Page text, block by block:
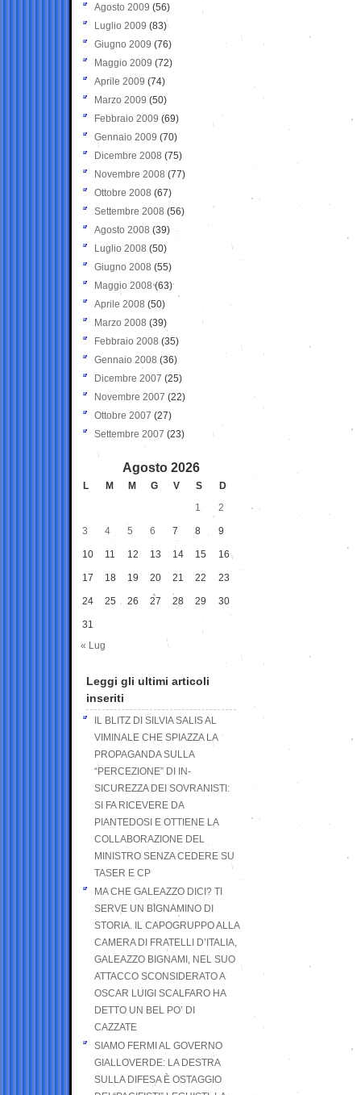
Agosto 2009 (56)
Luglio 2009 (83)
Giugno 2009 (76)
Maggio 2009 (72)
Aprile 2009 (74)
Marzo 2009 (50)
Febbraio 2009 (69)
Gennaio 2009 (70)
Dicembre 2008 (75)
Novembre 2008 (77)
Ottobre 2008 (67)
Settembre 2008 (56)
Agosto 2008 (39)
Luglio 2008 (50)
Giugno 2008 (55)
Maggio 2008(63)
Aprile 2008 (50)
Marzo 2008 (39)
Febbraio 2008 (35)
Gennaio 2008 (36)
Dicembre 2007 (25)
Novembre 2007 (22)
Ottobre 2007 (27)
Settembre 2007 (23)
Agosto 2026
L M M G V S
D
1
2
3 4 5 6 7 8 9
10 11 12 13 14 15 16
17 18 19 20 21 22 23
24 25 26 27 28 29 30
31
« Lug
Leggi gli ultimi articoli
inseriti
IL BLITZ DI SILVIA SALIS AL
VIMINALE CHE SPIAZZA LA
PROPAGANDA SULLA
“PERCEZIONE” DI IN-
SICUREZZA DEI SOVRANISTI:
SI FA RICEVERE DA
PIANTEDOSI E OTTIENE LA
COLLABORAZIONE DEL
MINISTRO SENZA CEDERE SU
TASER E CP
MA CHE GALEAZZO DICI? TI
SERVE UN BIGNAMINO DI
STORIA. IL CAPOGRUPPO ALLA
CAMERA DI FRATELLI D’ITALIA,
GALEAZZO BIGNAMI, NEL SUO
ATTACCO SCONSIDERATO A
OSCAR LUIGI SCALFARO HA
DETTO UN BEL PO’ DI
CAZZATE
SIAMO FERMI AL GOVERNO
GIALLOVERDE: LA DESTRA
SULLA DIFESA È OSTAGGIO